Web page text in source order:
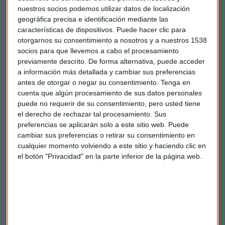
nuestros socios podemos utilizar datos de localización
geográfica precisa e identificación mediante las
características de dispositivos. Puede hacer clic para
otorgarnos su consentimiento a nosotros y a nuestros 1538
socios para que llevemos a cabo el procesamiento
previamente descrito. De forma alternativa, puede acceder
a información más detallada y cambiar sus preferencias
antes de otorgar o negar su consentimiento. Tenga en
cuenta que algún procesamiento de sus datos personales
puede no requerir de su consentimiento, pero usted tiene
el derecho de rechazar tal procesamiento. Sus
preferencias se aplicarán solo a este sitio web. Puede
cambiar sus preferencias o retirar su consentimiento en
cualquier momento volviendo a este sitio y haciendo clic en
el botón "Privacidad" en la parte inferior de la página web.
Ferre considera positiva la entrada de operadores privados
en la gestión de terminales de mercancías y la adjudicación
de Renfe, que licita la principal terminal de mercancías de
Adif. No se ha referido al nuevo ERE que podría afectar a 300
trabajadores de la compañía de infraestructuras
ferroviarias pero sí ha descartado una salida a bolsa o
privatización, como la de AENA.